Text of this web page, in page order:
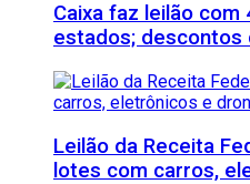
Caixa faz leilão
estados; descontos
Leilão da Receita
lotes com carros,